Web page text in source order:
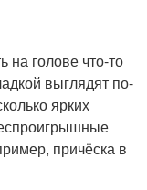
на голове что-то
выглядят по-
ярких
причёска в